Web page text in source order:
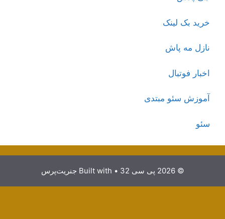
خرید بک لینک
نازل مه پاش
اخبار فوتبال
آموزش سئو مبتدی
• Built with جنریت‌پرس